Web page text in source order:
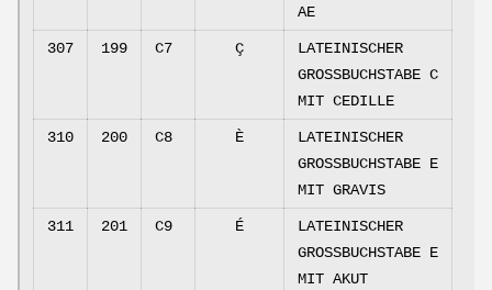
AE
307 199 C7 Ç
LATEINISCHER
GROSSBUCHSTABE C
MIT CEDILLE
310 200 C8 È
LATEINISCHER
GROSSBUCHSTABE E
MIT GRAVIS
311 201 C9 É
LATEINISCHER
GROSSBUCHSTABE E
MIT AKUT